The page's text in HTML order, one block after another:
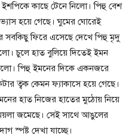
কাছে টেনে নিলো। পিহু বেশ
হয়ে গেছে। ঘুমের ঘোরেই
ফিরে এসেছে দেখে পিহু মৃদু
চুলে হাত বুলিয়ে দিতেই ইমন
পিহু ইমনের দিকে একনজরে
ত্বক কেমন ফ্যাকাসে হয়ে গেছে।
হাত নিজের হাতের মুঠোয় নিয়ে
জমেছে। সেই সাথে আঙুলের
স্পষ্ট দেখা যাচ্ছে।